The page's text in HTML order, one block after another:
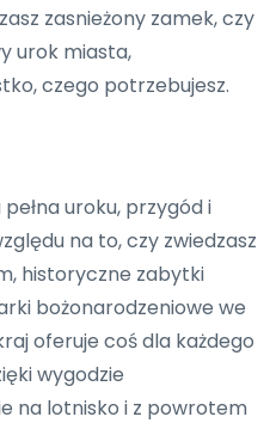
zasnieżony zamek, czy
urok miasta,
czego potrzebujesz.
uroku, przygód i
na to, czy zwiedzasz
historyczne zabytki
bożonarodzeniowe we
oferuje coś dla każdego
wygodzie
na lotnisko i z powrotem